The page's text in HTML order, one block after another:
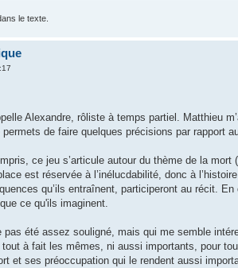
le texte.
Alexandre, rôliste à temps partiel. Matthieu
de faire quelques précisions par rapport
ce jeu s’articule autour du thème de la
est réservée à l’inélucdabilité, donc à
qu’ils entraînent, participeront au récit.
ce qu'ils imaginent.
pas été assez souligné, mais qui me semble
tout à fait les mêmes, ni aussi importants, pour
et ses préoccupation qui le rendent aussi